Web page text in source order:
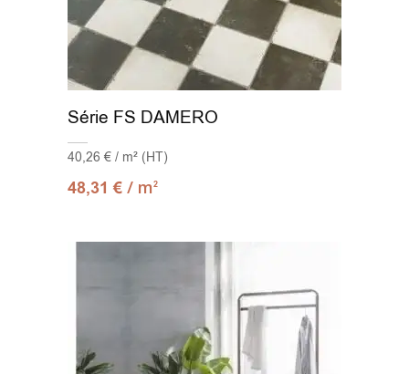
Série FS DAMERO
40,26 € / m² (HT)
48,31€ / m2